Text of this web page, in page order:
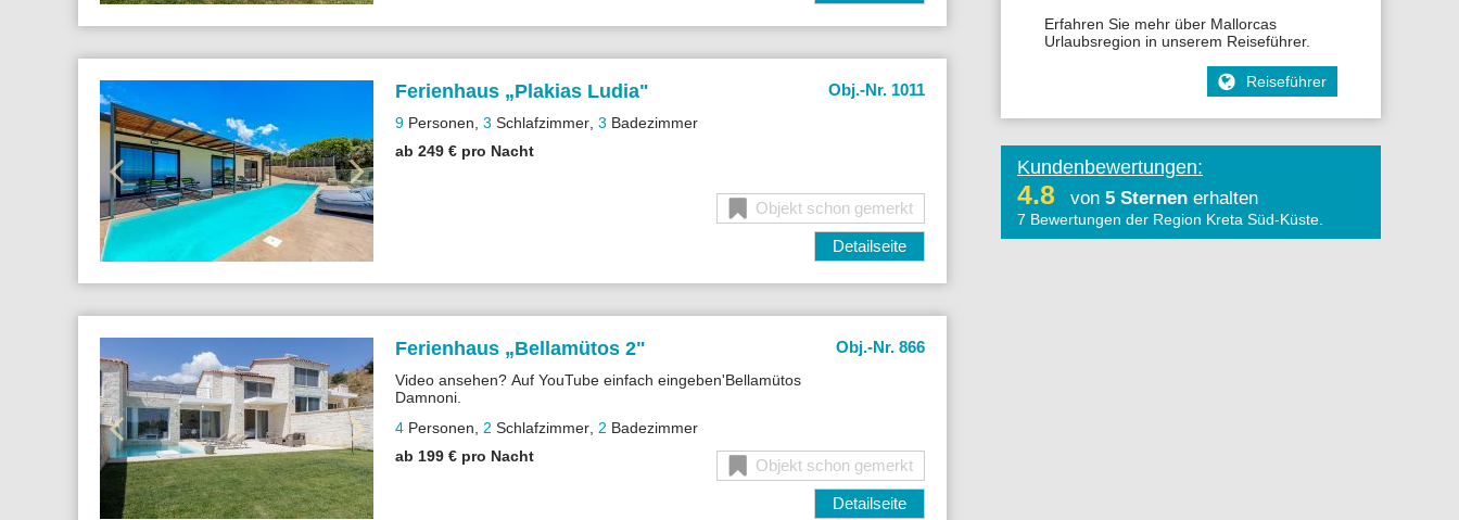
Ferienhaus „Plakias Ludia" Obj.-Nr. 1011
9 Personen 3 Schlafzimmer 3 Badezimmer
ab 249 € pro Nacht
Objekt schon gemerkt
Detailseite
Ferienhaus „Bellamütos 2" Obj.-Nr. 866
Video ansehen? Auf YouTube einfach eingeben'Bellamütos
Damnoni.
Villa mit Pool für 4 Personen Wlan, A/C Klimaanlage , Sat-
TV. Nur ca. 80 m zum Sandstrand.
4 Personen 2 Schlafzimmer 2 Badezimmer
ab 199 € pro Nacht
Objekt schon gemerkt
Detailseite
Erfahren Sie mehr über Mallorcas
Urlaubsregion in unserem Reiseführer.
Reiseführer
Kundenbewertungen:
4.8 von 5 Sternen erhalten
7 Bewertungen der Region Kreta Süd-Küste